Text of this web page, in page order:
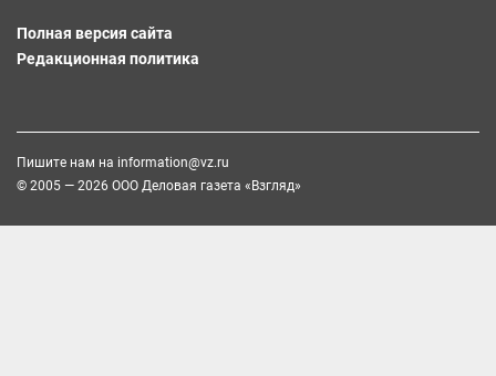
Полная версия сайта
Редакционная политика
Пишите нам на information@vz.ru
© 2005 — 2026 ООО Деловая газета «Взгляд»